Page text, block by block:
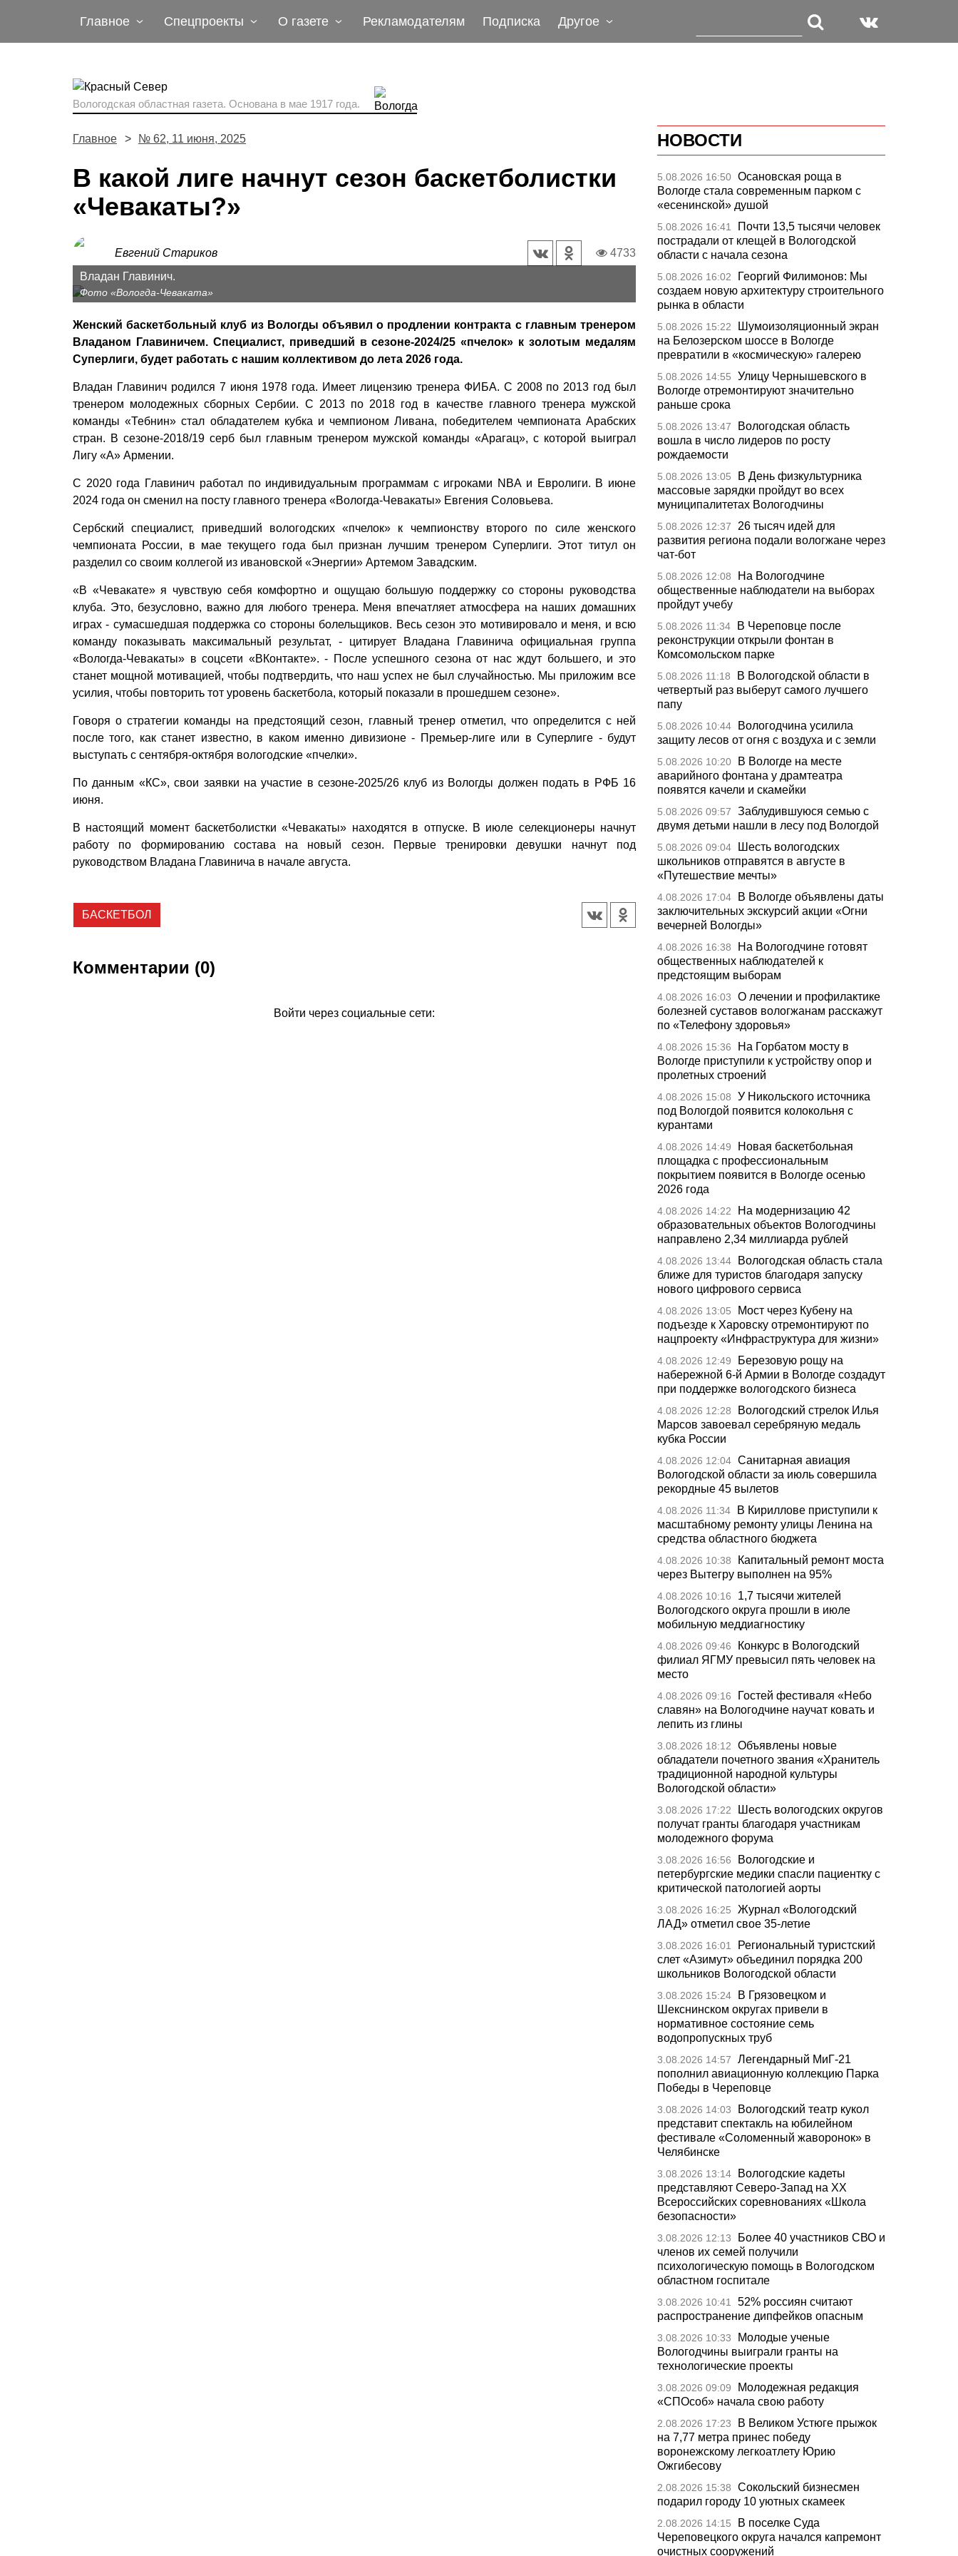
Главное Спецпроекты О газете Рекламодателям Подписка Другое
Вологодская областная газета. Основана в мае 1917 года.
Главное № 62, 11 июня, 2025
В какой лиге начнут сезон баскетболистки
«Чевакаты?»
Евгений Стариков
4733
Владан Главинич.
Фото «Вологда-Чеваката»
Женский баскетбольный клуб из Вологды объявил о продлении контракта с главным тренером
Владаном Главиничем. Специалист, приведший в сезоне-2024/25 «пчелок» к золотым медалям
Суперлиги, будет работать с нашим коллективом до лета 2026 года.
Владан Главинич родился 7 июня 1978 года. Имеет лицензию тренера ФИБА. С 2008 по 2013 год был
тренером молодежных сборных Сербии. С 2013 по 2018 год в качестве главного тренера мужской
команды «Тебнин» стал обладателем кубка и чемпионом Ливана, победителем чемпионата Арабских
стран. В сезоне-2018/19 серб был главным тренером мужской команды «Арагац», с которой выиграл
Лигу «А» Армении.
С 2020 года Главинич работал по индивидуальным программам с игроками NBA и Евролиги. В июне
2024 года он сменил на посту главного тренера «Вологда-Чевакаты» Евгения Соловьева.
Сербский специалист, приведший вологодских «пчелок» к чемпионству второго по силе женского
чемпионата России, в мае текущего года был признан лучшим тренером Суперлиги. Этот титул он
разделил со своим коллегой из ивановской «Энергии» Артемом Завадским.
«В «Чевакате» я чувствую себя комфортно и ощущаю большую поддержку со стороны руководства
клуба. Это, безусловно, важно для любого тренера. Меня впечатляет атмосфера на наших домашних
играх - сумасшедшая поддержка со стороны болельщиков. Весь сезон это мотивировало и меня, и всю
команду показывать максимальный результат, - цитирует Владана Главинича официальная группа
«Вологда-Чевакаты» в соцсети «ВКонтакте». - После успешного сезона от нас ждут большего, и это
станет мощной мотивацией, чтобы подтвердить, что наш успех не был случайностью. Мы приложим все
усилия, чтобы повторить тот уровень баскетбола, который показали в прошедшем сезоне».
Говоря о стратегии команды на предстоящий сезон, главный тренер отметил, что определится с ней
после того, как станет известно, в каком именно дивизионе - Премьер-лиге или в Суперлиге - будут
выступать с сентября-октября вологодские «пчелки».
По данным «КС», свои заявки на участие в сезоне-2025/26 клуб из Вологды должен подать в РФБ 16
июня.
В настоящий момент баскетболистки «Чевакаты» находятся в отпуске. В июле селекционеры начнут
работу по формированию состава на новый сезон. Первые тренировки девушки начнут под
руководством Владана Главинича в начале августа.
БАСКЕТБОЛ
Комментарии (0)
Войти через социальные сети:
НОВОСТИ
5.08.2026 16:50 Осановская роща в
Вологде стала современным парком с
«есенинской» душой
5.08.2026 16:41
Почти 13,5 тысячи человек
пострадали от клещей в Вологодской
области с начала сезона
5.08.2026 16:02
Георгий Филимонов: Мы
создаем новую архитектуру строительного
рынка в области
5.08.2026 15:22
Шумоизоляционный экран
на Белозерском шоссе в Вологде
превратили в «космическую» галерею
5.08.2026 14:55
Улицу Чернышевского в
Вологде отремонтируют значительно
раньше срока
5.08.2026 13:47
Вологодская область
вошла в число лидеров по росту
рождаемости
5.08.2026 13:05
В День физкультурника
массовые зарядки пройдут во всех
муниципалитетах Вологодчины
5.08.2026 12:37
26 тысяч идей для
развития региона подали вологжане через
чат-бот
5.08.2026 12:08
На Вологодчине
общественные наблюдатели на выборах
пройдут учебу
5.08.2026 11:34
В Череповце после
реконструкции открыли фонтан в
Комсомольском парке
5.08.2026 11:18
В Вологодской области в
четвертый раз выберут самого лучшего
папу
5.08.2026 10:44
Вологодчина усилила
защиту лесов от огня с воздуха и с земли
5.08.2026 10:20
В Вологде на месте
аварийного фонтана у драмтеатра
появятся качели и скамейки
5.08.2026 09:57
Заблудившуюся семью с
двумя детьми нашли в лесу под Вологдой
5.08.2026 09:04
Шесть вологодских
школьников отправятся в августе в
«Путешествие мечты»
4.08.2026 17:04
В Вологде объявлены даты
заключительных экскурсий акции «Огни
вечерней Вологды»
4.08.2026 16:38
На Вологодчине готовят
общественных наблюдателей к
предстоящим выборам
4.08.2026 16:03
О лечении и профилактике
болезней суставов вологжанам расскажут
по «Телефону здоровья»
4.08.2026 15:36
На Горбатом мосту в
Вологде приступили к устройству опор и
пролетных строений
4.08.2026 15:08
У Никольского источника
под Вологдой появится колокольня с
курантами
4.08.2026 14:49
Новая баскетбольная
площадка с профессиональным
покрытием появится в Вологде осенью
2026 года
4.08.2026 14:22
На модернизацию 42
образовательных объектов Вологодчины
направлено 2,34 миллиарда рублей
4.08.2026 13:44
Вологодская область стала
ближе для туристов благодаря запуску
нового цифрового сервиса
4.08.2026 13:05
Мост через Кубену на
подъезде к Харовску отремонтируют по
нацпроекту «Инфраструктура для жизни»
4.08.2026 12:49
Березовую рощу на
набережной 6-й Армии в Вологде создадут
при поддержке вологодского бизнеса
4.08.2026 12:28
Вологодский стрелок Илья
Марсов завоевал серебряную медаль
кубка России
4.08.2026 12:04 Санитарная авиация
Вологодской области за июль совершила
рекордные 45 вылетов
4.08.2026 11:34
В Кириллове приступили к
масштабному ремонту улицы Ленина на
средства областного бюджета
4.08.2026 10:38
Капитальный ремонт моста
через Вытегру выполнен на 95%
4.08.2026 10:16
1,7 тысячи жителей
Вологодского округа прошли в июле
мобильную меддиагностику
4.08.2026 09:46
Конкурс в Вологодский
филиал ЯГМУ превысил пять человек на
место
4.08.2026 09:16
Гостей фестиваля «Небо
славян» на Вологодчине научат ковать и
лепить из глины
3.08.2026 18:12
Объявлены новые
обладатели почетного звания «Хранитель
традиционной народной культуры
Вологодской области»
3.08.2026 17:22
Шесть вологодских округов
получат гранты благодаря участникам
молодежного форума
3.08.2026 16:56
Вологодские и
петербургские медики спасли пациентку с
критической патологией аорты
3.08.2026 16:25
Журнал «Вологодский
ЛАД» отметил свое 35-летие
3.08.2026 16:01
Региональный туристский
слет «Азимут» объединил порядка 200
школьников Вологодской области
3.08.2026 15:24
В Грязовецком и
Шекснинском округах привели в
нормативное состояние семь
водопропускных труб
3.08.2026 14:57
Легендарный МиГ-21
пополнил авиационную коллекцию Парка
Победы в Череповце
3.08.2026 14:03
Вологодский театр кукол
представит спектакль на юбилейном
фестивале «Соломенный жаворонок» в
Челябинске
3.08.2026 13:14
Вологодские кадеты
представляют Северо-Запад на XX
Всероссийских соревнованиях «Школа
безопасности»
3.08.2026 12:13
Более 40 участников СВО и
членов их семей получили
психологическую помощь в Вологодском
областном госпитале
3.08.2026 10:41
52% россиян считают
распространение дипфейков опасным
3.08.2026 10:33
Молодые ученые
Вологодчины выиграли гранты на
технологические проекты
3.08.2026 09:09
Молодежная редакция
«СПОсоб» начала свою работу
2.08.2026 17:23
В Великом Устюге прыжок
на 7,77 метра принес победу
воронежскому легкоатлету Юрию
Ожгибесову
2.08.2026 15:38
Сокольский бизнесмен
подарил городу 10 уютных скамеек
2.08.2026 14:15
В поселке Суда
Череповецкого округа начался капремонт
очистных сооружений